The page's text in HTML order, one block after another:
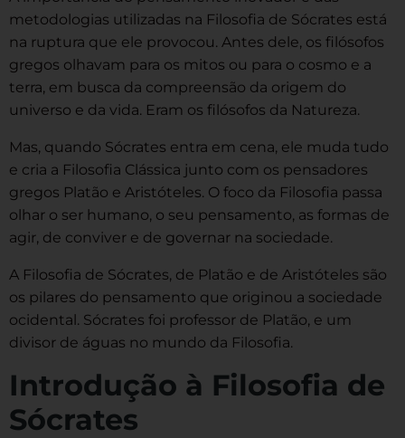
metodologias utilizadas na Filosofia de Sócrates está
na ruptura que ele provocou. Antes dele, os filósofos
gregos olhavam para os mitos ou para o cosmo e a
terra, em busca da compreensão da origem do
universo e da vida. Eram os filósofos da Natureza.
Mas, quando Sócrates entra em cena, ele muda tudo
e cria a Filosofia Clássica junto com os pensadores
gregos Platão e Aristóteles. O foco da Filosofia passa
olhar o ser humano, o seu pensamento, as formas de
agir, de conviver e de governar na sociedade.
A Filosofia de Sócrates, de Platão e de Aristóteles são
os pilares do pensamento que originou a sociedade
ocidental. Sócrates foi professor de Platão, e um
divisor de águas no mundo da Filosofia.
Introdução à Filosofia de
Sócrates